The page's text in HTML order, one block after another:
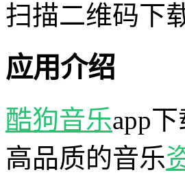
扫描二维码下
应用介绍
酷狗音乐app
高品质的音乐